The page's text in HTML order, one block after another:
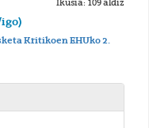
Ikusia: 109 aldiz
Kritikoen EHUko 2.